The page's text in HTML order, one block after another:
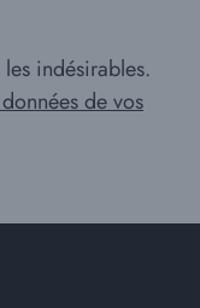
indésirables.
de vos